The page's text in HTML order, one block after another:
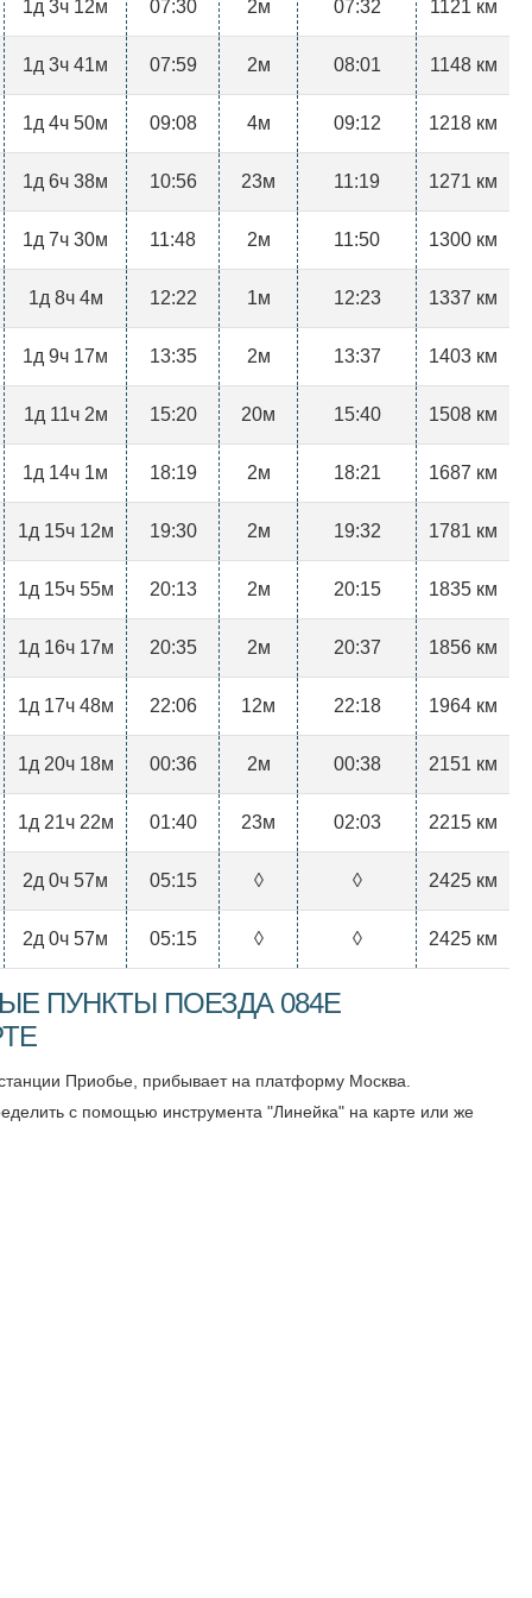
1д 3ч 12м 07:30 2м 07:32 1121 км
1д 3ч 41м 07:59 2м 08:01 1148 км
1д 4ч 50м 09:08 4м 09:12 1218 км
1д 6ч 38м 10:56 23м 11:19 1271 км
1д 7ч 30м 11:48 2м 11:50 1300 км
1д 8ч 4м 12:22 1м 12:23 1337 км
1д 9ч 17м 13:35 2м 13:37 1403 км
1д 11ч 2м 15:20 20м 15:40 1508 км
1д 14ч 1м 18:19 2м 18:21 1687 км
1д 15ч 12м 19:30 2м 19:32 1781 км
1д 15ч 55м 20:13 2м 20:15 1835 км
1д 16ч 17м 20:35 2м 20:37 1856 км
1д 17ч 48м 22:06 12м 22:18 1964 км
1д 20ч 18м 00:36 2м 00:38 2151 км
1д 21ч 22м 01:40 23м 02:03 2215 км
2д 0ч 57м 05:15 ◊ ◊ 2425 км
2д 0ч 57м 05:15 ◊ ◊ 2425 км
ПУНКТЫ ПОЕЗДА 084Е
Приобье, прибывает на платформу Москва.
с помощью инструмента "Линейка" на карте или же